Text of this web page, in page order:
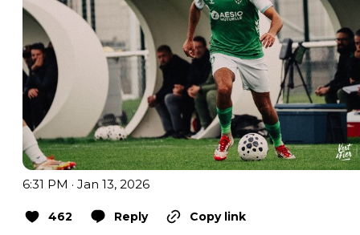
6:31 PM · Jan 13, 2026
462 Reply
Copy link